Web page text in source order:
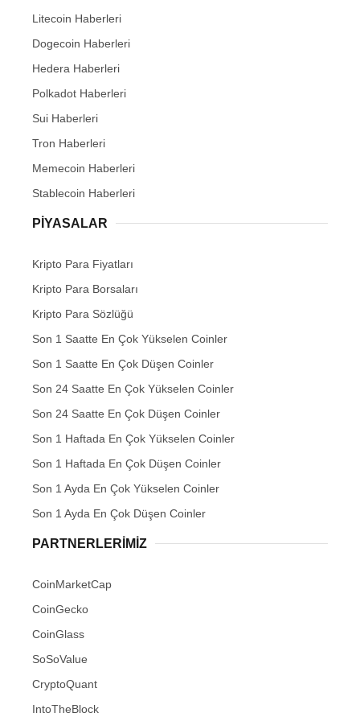
Litecoin Haberleri
Dogecoin Haberleri
Hedera Haberleri
Polkadot Haberleri
Sui Haberleri
Tron Haberleri
Memecoin Haberleri
Stablecoin Haberleri
PIYASALAR
Kripto Para Fiyatları
Kripto Para Borsaları
Kripto Para Sözlüğü
Son 1 Saatte En Çok Yükselen Coinler
Son 1 Saatte En Çok Düşen Coinler
Son 24 Saatte En Çok Yükselen Coinler
Son 24 Saatte En Çok Düşen Coinler
Son 1 Haftada En Çok Yükselen Coinler
Son 1 Haftada En Çok Düşen Coinler
Son 1 Ayda En Çok Yükselen Coinler
Son 1 Ayda En Çok Düşen Coinler
PARTNERLERIMIZ
CoinMarketCap
CoinGecko
CoinGlass
SoSoValue
CryptoQuant
IntoTheBlock